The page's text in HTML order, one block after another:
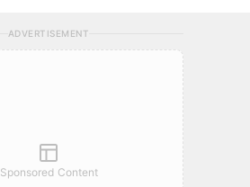
ADVERTISEMENT
Sponsored Content